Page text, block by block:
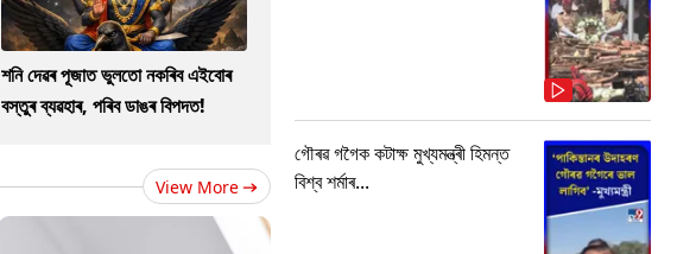
শনি দেৱৰ পূজাত ভুলতো নকৰিব এইবোৰ
বস্তুৰ ব্যৱহাৰ, পৰিব ডাঙৰ বিপদত!
View More
গৌৰৱ গগৈক কটাক্ষ মুখ্যমন্ত্ৰী হিমন্ত
বিশ্ব শৰ্মাৰ...